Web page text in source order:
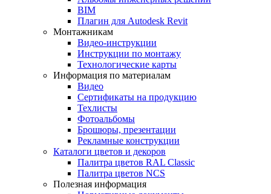
BIM
Плагин для Autodesk Revit
Монтажникам
Видео-инструкции
Инструкции по монтажу
Технологические карты
Информация по материалам
Видео
Сертификаты на продукцию
Техлисты
Фотоальбомы
Брошюры, презентации
Рекламные конструкции
Каталоги цветов и декоров
Палитра цветов RAL Сlassic
Палитра цветов NCS
Полезная информация